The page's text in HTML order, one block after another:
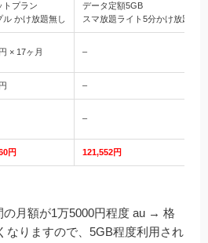
トプラン
ル かけ放題無し
データ定額5GB
スマ放題ライト5分かけ放題
× 17ヶ月 –
–
–
円 121,552円
月額が1万5000円程度 au → 格
なりますので、5GB程度利用され